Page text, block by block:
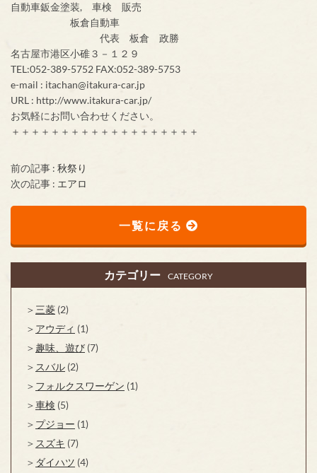
自動車鈑金塗装, 車検 販売
板倉自動車
代表 板倉 政勝
名古屋市港区小碓３－１２９
TEL:052-389-5752 FAX:052-389-5753
e-mail : itachan@itakura-car.jp
URL : http://www.itakura-car.jp/
お気軽にお問い合わせください。
＋＋＋＋＋＋＋＋＋＋＋＋＋＋＋＋＋＋＋
前の記事 : 秋祭り
次の記事 : エアロ
一覧に戻る
カテゴリー CATEGORY
三菱 (2)
アウディ (1)
趣味、遊び (7)
スバル (2)
フォルクスワーゲン (1)
車検 (5)
プジョー (1)
スズキ (7)
ダイハツ (4)